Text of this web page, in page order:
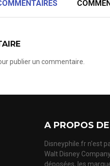
publier un commentaire.
A PROPOS
Disneyphile.fr n'est
Walt Disney
déposées, les